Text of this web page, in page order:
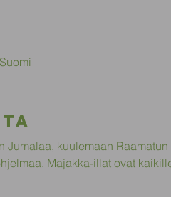
kuulemaan
Majakka-illat ovat